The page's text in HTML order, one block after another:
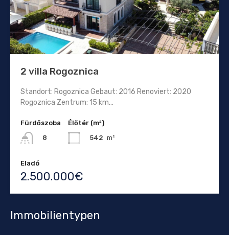
2 villa Rogoznica
Standort: Rogoznica Gebaut: 2016 Renoviert: 2020
Rogoznica Zentrum: 15 km…
Fürdőszoba
8
Élőtér (m²)
542 m²
Eladó
2.500.000€
Immobilientypen